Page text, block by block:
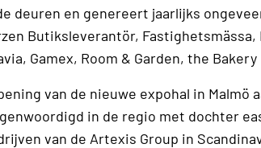
deuren en genereert jaarlijks
Butiksleverantör, Fastighetsmässa,
Gamex, Room & Garden, the
van de nieuwe expohal in Malmö
in de regio met dochter
van de Artexis Group in